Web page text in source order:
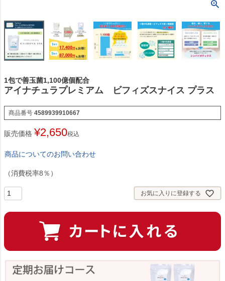
1包で善玉菌1,100億個配合
アイナチュラプレミアム ビフィズスナイス プラス
商品番号 4589939910667
販売価格 ¥2,650税込
商品についてのお問い合わせ
（消費税率8％）
お気に入りに登録する